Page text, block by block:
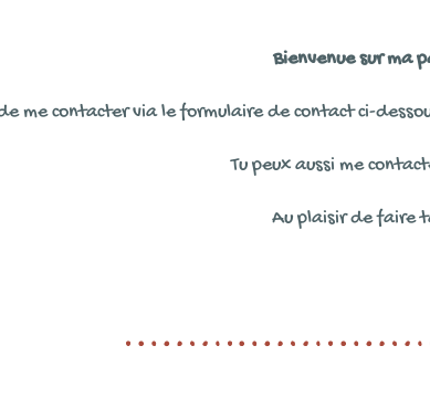
Bienvenue sur ma
me contacter via le formulaire de contact ci-
Tu peux aussi me
Au plaisir de faire